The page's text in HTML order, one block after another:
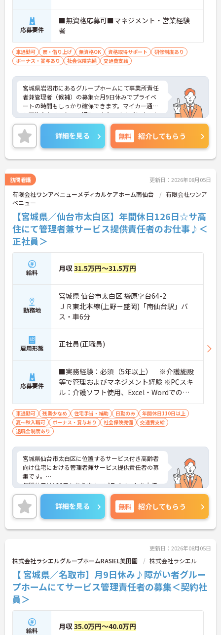
応募要件
■無資格応募可■マネジメント・営業経験
者
車通勤可 寮・借り上げ 無資格OK 資格取得サポート
研修制度あり
ボーナス・賞与あり
社会保険完備 交通費支給
宮城県岩沼市にあるグループホームにて事業所責任
者兼管理者（候補）の募集☆月9日休みでプライベ
ートの時間もしっかり確保できます。マイカー通勤
も可能なため、毎日の通勤も安心です♪ご興味のあ
る方には、面接対策ポイントなど、さらに詳細をご
案内しますのでお気軽にご相談ください！
詳細を見る 無料 紹介してもらう
訪問看護 更新日：2026年08月05日
有限会社ワンアベニューメディカルケアホーム南仙台
有限会社ワンア
ベニュー
【宮城県／仙台市太白区】年間休日126日☆サ高
住にて管理者兼サービス提供責任者のお仕事♪＜
正社員＞
給料 月収31.5万円～31.5万円
勤務地
宮城県 仙台市太白区 袋原字台64-2
ＪＲ東北本線(上野－盛岡)「南仙台駅」バ
ス・車6分
雇用形態 正社員(正職員)
応募要件
■実務経験：必須（5年以上） ※介護施設
等で管理およびマネジメント経験 ※PCスキ
ル：介護ソフト使用、Excel・Wordでの書
類作成
車通勤可 残業少なめ 住宅手当・補助 日勤のみ
年間休日110日以上
夏～秋入職可
ボーナス・賞与あり 社会保険完備
交通費支給
退職金制度あり
宮城県仙台市太白区に位置するサービス付き高齢者
向け住宅における管理者兼サービス提供責任者の募
集です。
年間休日は126日もあります。プライベートを大切
にしながらご勤務いただけます。また、利用可能な
託児所があり、子育て世代の方も安心してご勤務い
ただけます。
ご興味のある方には、面接対策ポイントなど、さら
に詳細をご案内しますのでお気軽にご相談くださ
詳細を見る 無料 紹介してもらう
更新日：2026年08月05日
株式会社ラシエルグループホームRASIEL美田園 株式会社ラシエル
【 宮城県／名取市】月9日休み♪障がい者グルー
プホームにてサービス管理責任者の募集＜契約社
員＞
給料 月収35.0万円～40.0万円